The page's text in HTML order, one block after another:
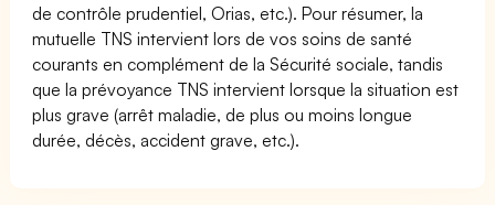
de contrôle prudentiel, Orias, etc.). Pour résumer, la
mutuelle TNS intervient lors de vos soins de santé
courants en complément de la Sécurité sociale, tandis
que la prévoyance TNS intervient lorsque la situation est
plus grave (arrêt maladie, de plus ou moins longue
durée, décès, accident grave, etc.).